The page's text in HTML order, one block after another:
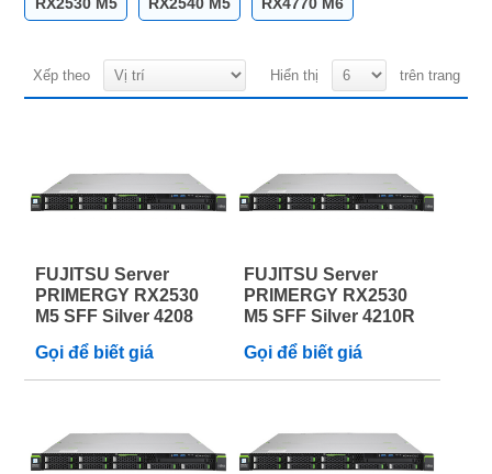
Xếp theo Hiển thị trên trang
FUJITSU Server
PRIMERGY RX2530
M5 SFF Silver 4208
Gọi để biết giá
FUJITSU Server
PRIMERGY RX2530
M5 SFF Silver 4210R
Gọi để biết giá